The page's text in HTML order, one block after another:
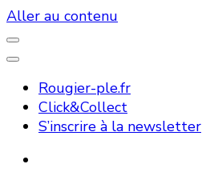
Aller au contenu
Rougier-ple.fr
Click&Collect
S’inscrire à la newsletter